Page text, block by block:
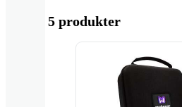
5 produkter